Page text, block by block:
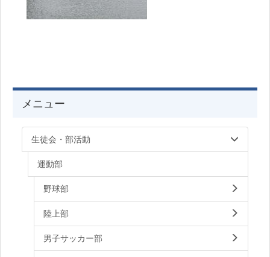
メニュー
生徒会・部活動
運動部
野球部
陸上部
男子サッカー部